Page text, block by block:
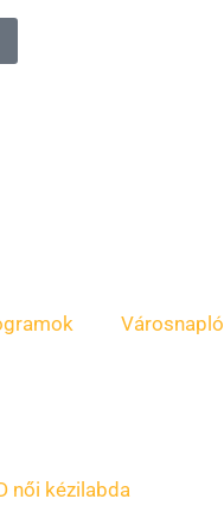
Városnapló
női kézilabda